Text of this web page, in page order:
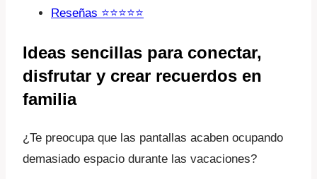
Reseñas ⭐️⭐️⭐️⭐️⭐️
Ideas sencillas para conectar,
disfrutar y crear recuerdos en
familia
¿Te preocupa que las pantallas acaben ocupando
demasiado espacio durante las vacaciones?